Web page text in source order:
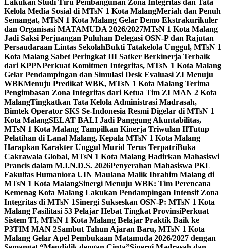
Lakukan Studi Tiru Pembangunan Zona Integritas dan Tata
Kelola Media Sosial di MTsN 1 Kota MalangMeriah dan Penuh
Semangat, MTsN 1 Kota Malang Gelar Demo Ekstrakurikuler
dan Organisasi MATAMUDA 2026/2027MTsN 1 Kota Malang
Jadi Saksi Perjuangan Puluhan Delegasi OSN-P dan Rajutan
Persaudaraan Lintas SekolahBukti Tatakelola Unggul, MTsN 1
Kota Malang Sabet Peringkat III Satker Berkinerja Terbaik
dari KPPNPerkuat Komitmen Integritas, MTsN 1 Kota Malang
Gelar Pendampingan dan Simulasi Desk Evaluasi ZI Menuju
WBKMenuju Predikat WBK, MTsN 1 Kota Malang Terima
Pengimbasan Zona Integritas dari Ketua Tim ZI MAN 2 Kota
MalangTingkatkan Tata Kelola Administrasi Madrasah,
Bimtek Operator SKS Se-Indonesia Resmi Digelar di MTsN 1
Kota MalangSELAT BALI Jadi Panggung Akuntabilitas,
MTsN 1 Kota Malang Tampilkan Kinerja Triwulan IITutup
Pelatihan di Lanal Malang, Kepala MTsN 1 Kota Malang
Harapkan Karakter Unggul Murid Terus TerpatriBuka
Cakrawala Global, MTsN 1 Kota Malang Hadirkan Mahasiswi
Prancis dalam M.I.N.D.S. 2026Penyerahan Mahasiswa PKL
Fakultas Humaniora UIN Maulana Malik Ibrahim Malang di
MTsN 1 Kota MalangSinergi Menuju WBK: Tim Perencana
Kemenag Kota Malang Lakukan Pendampingan Intensif Zona
Integritas di MTsN 1Sinergi Sukseskan OSN-P: MTsN 1 Kota
Malang Fasilitasi 53 Pelajar Hebat Tingkat ProvinsiPerkuat
Sistem TI, MTsN 1 Kota Malang Belajar Praktik Baik ke
P3TIM MAN 2Sambut Tahun Ajaran Baru, MTsN 1 Kota
Malang Gelar Apel Pembukaan Matamuda 2026/2027 dengan